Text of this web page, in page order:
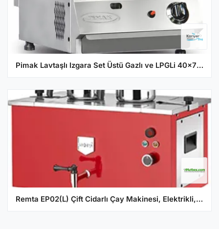
Pimak Lavtaşlı Izgara Set Üstü Gazlı ve LPGLi 40x70x35 70S-M170-1
Remta EP02(L) Çift Cidarlı Çay Makinesi, Elektrikli, 2 Demlikli, 20 Litre Kapasiteli, Kırmızı